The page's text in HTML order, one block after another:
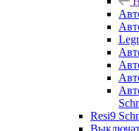
Resi9